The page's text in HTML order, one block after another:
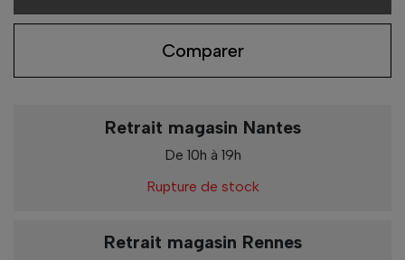
Comparer
Retrait magasin Nantes
De 10h à 19h
Rupture de stock
Retrait magasin Rennes